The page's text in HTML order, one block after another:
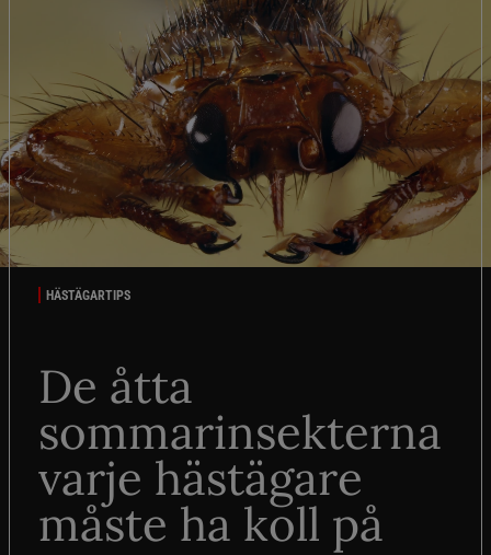
HÄSTÄGARTIPS
De åtta
sommarinsekterna
varje hästägare
måste ha koll på